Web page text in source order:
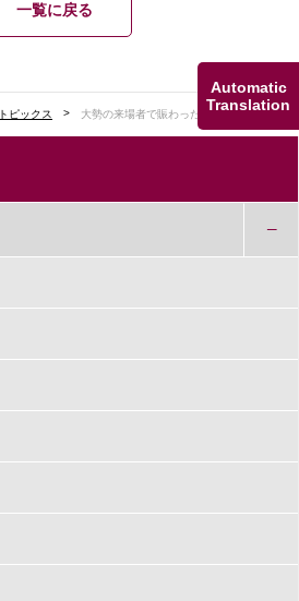
Automatic
Translation
一覧に戻る
トピックス 大勢の来場者で賑わった伊都祭